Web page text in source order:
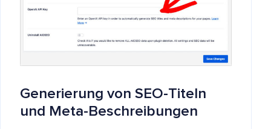
Generierung von SEO-Titeln
und Meta-Beschreibungen